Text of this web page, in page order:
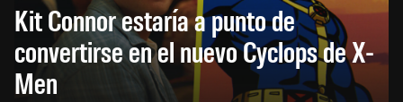
Kit Connor estaría a punto de
convertirse en el nuevo Cyclops de X-
Men